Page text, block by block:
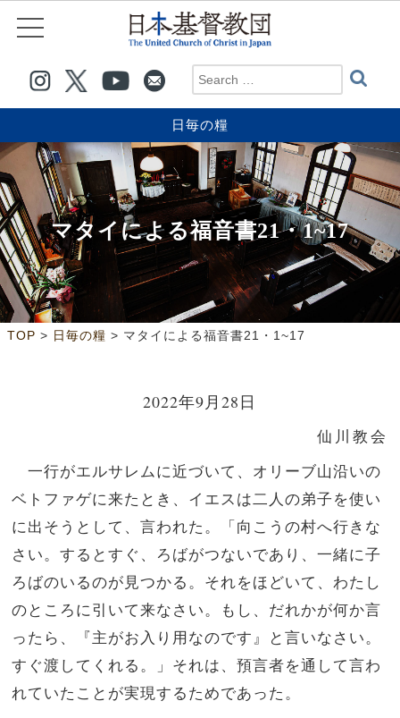
日毎の糧
マタイによる福音書21・1~17
TOP > 日毎の糧 > マタイによる福音書21・1~17
2022年9月28日
仙川教会
一行がエルサレムに近づいて、オリーブ山沿いの
ベトファゲに来たとき、イエスは二人の弟子を使い
に出そうとして、言われた。「向こうの村へ行きな
さい。するとすぐ、ろばがつないであり、一緒に子
ろばのいるのが見つかる。それをほどいて、わたし
のところに引いて来なさい。もし、だれかが何か言
ったら、『主がお入り用なのです』と言いなさい。
すぐ渡してくれる。」それは、預言者を通して言わ
れていたことが実現するためであった。